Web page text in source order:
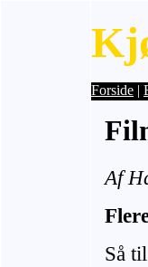
Forside |
Af
Så